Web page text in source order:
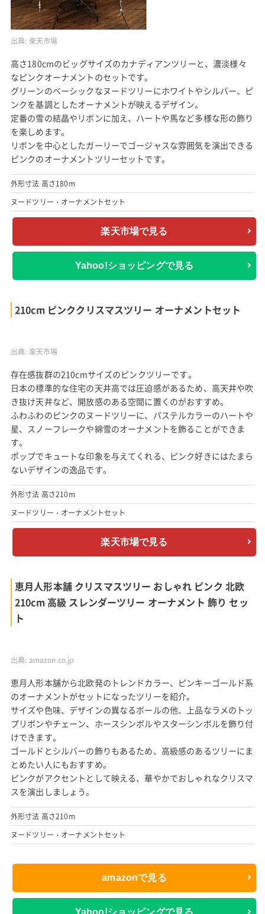
出典:楽天市場
高さ180cmのビッグサイズのカナディアンツリーと、濃淡様々
なピンクオーナメントのセットです。
グリーンのベーシックなヌードツリーにホワイトやシルバー、ピ
ンクを基調としたオーナメントが映えるデザイン。
定番の雪の結晶やリボンに加え、ハートや馬など多様な形の飾り
リボンを中心としたガーリーでゴージャスな雰囲気を演出できる
ピンクのオーナメントツリーセットです。
ヌードツリー・オーナメントセット
Yahoo!ショッピングで見る
210cm ピンククリスマスツリー オーナメントセット
出典:楽天市場
存在感抜群の210cmサイズのピンクツリーです。
日本の標準的な住宅の天井高では圧迫感があるため、高天井や吹
き抜け天井など、開放感のある空間に置くのがおすすめ。
ふわふわのピンクのヌードツリーに、パステルカラーのハートや
星、スノーフレークや綿雪のオーナメントを飾ることができま
ポップでキュートな印象を与えてくれる、ピンク好きにはたまら
外形寸法 高さ210m
ヌードツリー・オーナメントセット
恵月人形本舗 クリスマスツリー おしゃれ ピンク 北欧
210cm 高級 スレンダーツリー オーナメント 飾り セッ
ト
出典:amazon.co.jp
恵月人形本舗から北欧発のトレンドカラー、ピンキーゴールド系
のオーナメントがセットになったツリーを紹介。
サイズや色味、デザインの異なるボールの他、上品なラメのトッ
プリボンやチェーン、ホースシンボルやスターシンボルを飾り付
けできます。
とめたい人にもおすすめ。
ピンクがアクセントとして映える、華やかでおしゃれなクリスマ
スを演出しましょう。